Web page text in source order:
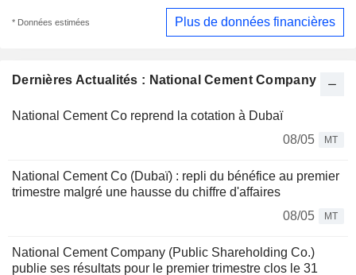
Dernières Actualités : National Cement Company
National Cement Co reprend la cotation à Dubaï
08/05
MT
National Cement Co (Dubaï) : repli du bénéfice au premier
trimestre malgré une hausse du chiffre d'affaires
08/05
MT
National Cement Company (Public Shareholding Co.)
publie ses résultats pour le premier trimestre clos le 31
* Données estimées Plus de données financières